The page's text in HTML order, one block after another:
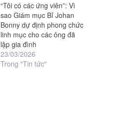
“Tôi có các ứng viên”: Vì
sao Giám mục Bỉ Johan
Bonny dự định phong chức
linh mục cho các ông đã
lập gia đình
23/03/2026
Trong "Tin tức"